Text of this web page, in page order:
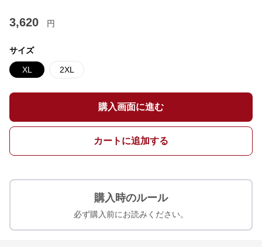
3,620 円
サイズ
XL 2XL
購入画面に進む
カートに追加する
購入時のルール
必ず購入前にお読みください。